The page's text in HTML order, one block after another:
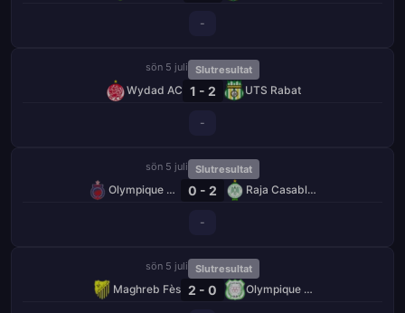
-
sön 5 juli Slutresultat
Wydad AC 1 - 2 UTS Rabat
-
sön 5 juli Slutresultat
Olympique Safi 0 - 2 Raja Casablanca
-
sön 5 juli Slutresultat
Maghreb Fès 2 - 0 Olympique Dcheïra